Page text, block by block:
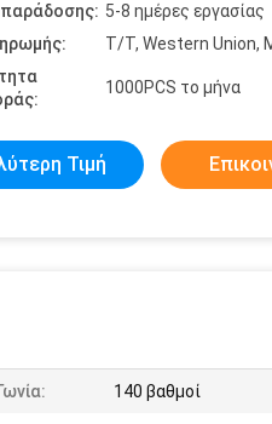
5-8 ημέρες εργασίας
T/T, Western Union,
1000PCS το μήνα
Τιμή
140 βαθμοί